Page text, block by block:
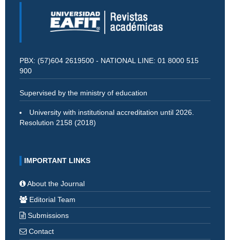
PBX: (57)604 2619500 - NATIONAL LINE: 01 8000 515
900
Supervised by the ministry of education
University with institutional accreditation until 2026.
Resolution 2158 (2018)
IMPORTANT LINKS
About the Journal
Editorial Team
Submissions
Contact